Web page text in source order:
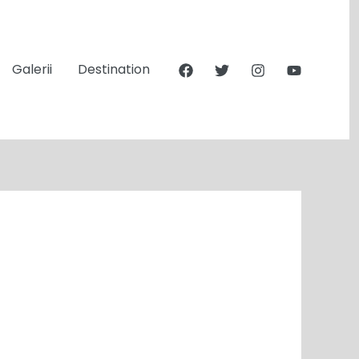
Galerii Destination